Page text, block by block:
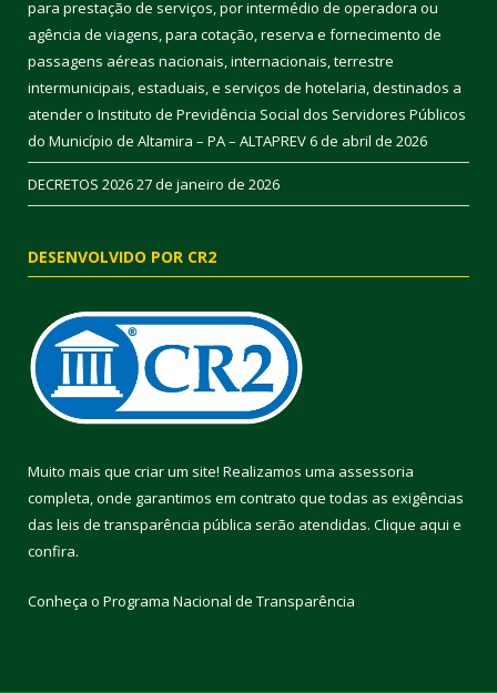
para prestação de serviços, por intermédio de operadora ou
agência de viagens, para cotação, reserva e fornecimento de
passagens aéreas nacionais, internacionais, terrestre
intermunicipais, estaduais, e serviços de hotelaria, destinados a
atender o Instituto de Previdência Social dos Servidores Públicos
do Município de Altamira – PA – ALTAPREV6 de abril de 2026
DECRETOS 202627 de janeiro de 2026
DESENVOLVIDO POR CR2
Muito mais que criar um site! Realizamos uma assessoria
completa, onde garantimos em contrato que todas as exigências
das leis de transparência pública serão atendidas. Clique aqui e
confira.
Conheça o Programa Nacional de Transparência